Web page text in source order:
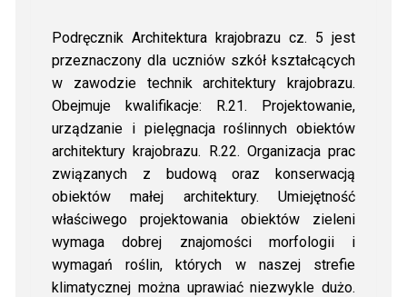
Podręcznik Architektura krajobrazu cz. 5 jest
przeznaczony dla uczniów szkół kształcących
w zawodzie technik architektury krajobrazu.
Obejmuje kwalifikacje: R.21. Projektowanie,
urządzanie i pielęgnacja roślinnych obiektów
architektury krajobrazu. R.22. Organizacja prac
związanych z budową oraz konserwacją
obiektów małej architektury. Umiejętność
właściwego projektowania obiektów zieleni
wymaga dobrej znajomości morfologii i
wymagań roślin, których w naszej strefie
klimatycznej można uprawiać niezwykle dużo.